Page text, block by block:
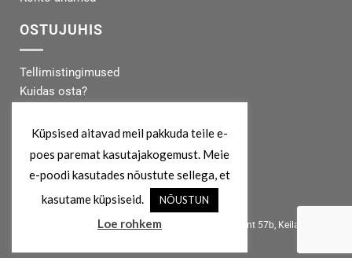
OSTUJUHIS
Tellimistingimused
Kuidas osta?
Tarneinfo
MEIST
info@koertekeskus.ee
Koertekeskus, Rõõmu Kaubamaja, Haapsalu mnt 57b, Keila, 76607
Küpsised aitavad meil pakkuda teile e-
poes paremat kasutajakogemust. Meie
e-poodi kasutades nõustute sellega, et
kasutame küpsiseid.
NÕUSTUN
Loe rohkem